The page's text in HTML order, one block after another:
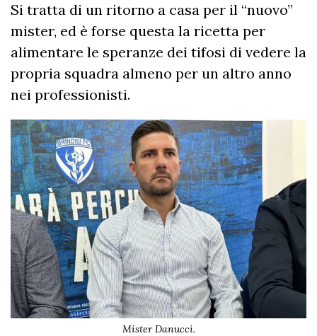
Si tratta di un ritorno a casa per il “nuovo”
mister, ed è forse questa la ricetta per
alimentare le speranze dei tifosi di vedere la
propria squadra almeno per un altro anno
nei professionisti.
Mister Danucci.